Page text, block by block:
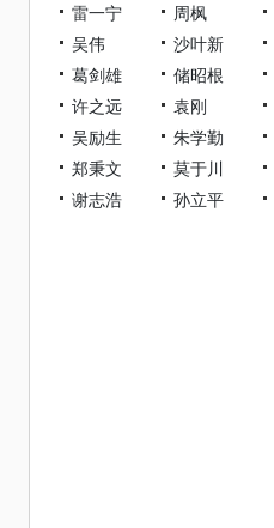
雷一宁
周枫
吴伟
沙叶新
葛剑雄
储昭根
许之远
袁刚
吴励生
朱学勤
郑秉文
莫于川
谢志浩
孙立平